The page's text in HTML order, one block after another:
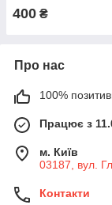
400 ₴
Про нас
100%
Працює з
м. Київ
03187, вул.
Контакти